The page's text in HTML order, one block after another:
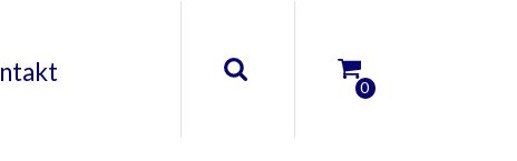
0